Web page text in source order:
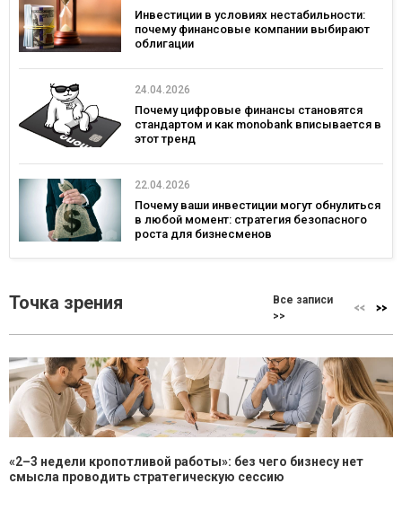
Инвестиции в условиях нестабильности:
почему финансовые компании выбирают
облигации
24.04.2026
Почему цифровые финансы становятся
стандартом и как monobank вписывается в
этот тренд
22.04.2026
Почему ваши инвестиции могут обнулиться
в любой момент: стратегия безопасного
роста для бизнесменов
Точка зрения
Все записи
>>
«2–3 недели кропотливой работы»: без чего бизнесу нет
смысла проводить стратегическую сессию